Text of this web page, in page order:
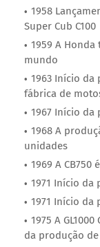
1958
Super Cub C100
1959 A
mundo
1963 Início da
fábrica de
1967 Início da
1968 A
unidades
1969 A CB750
1971 Início da
1971 Início da
1975 A
da produção